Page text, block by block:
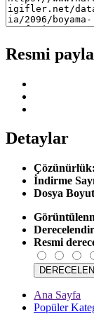
Resmi
Detaylar
Çözünürlük:
İndirme
Dosya
Resmi
Ana Sayfa
Popüler